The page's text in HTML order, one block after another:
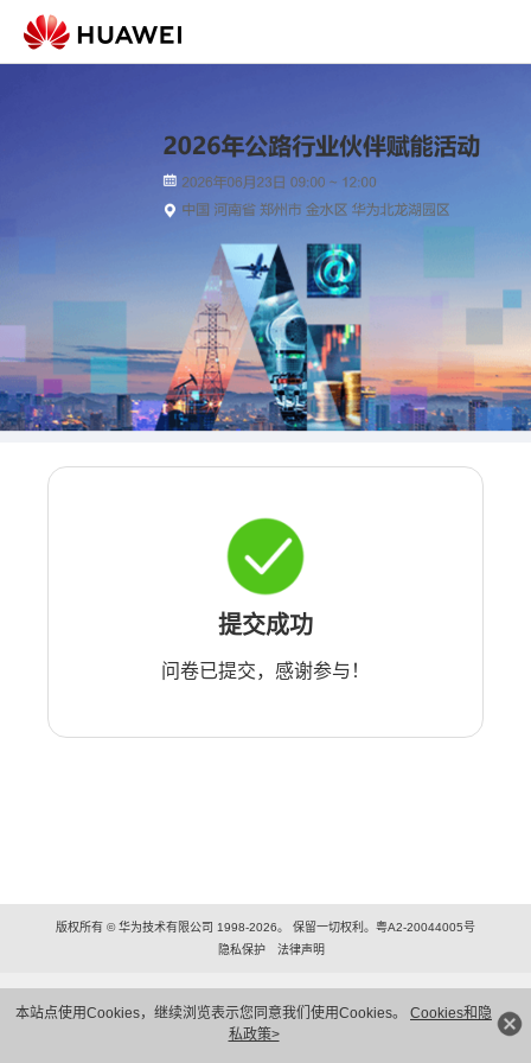
本站点使用Cookies，继续浏览表示您同意我们使用Cookies。 Cookies和隐
私政策>
提交成功
问卷已提交，感谢参与！
版权所有 © 华为技术有限公司 1998-2026。 保留一切权利。粤A2-20044005号
隐私保护
法律声明